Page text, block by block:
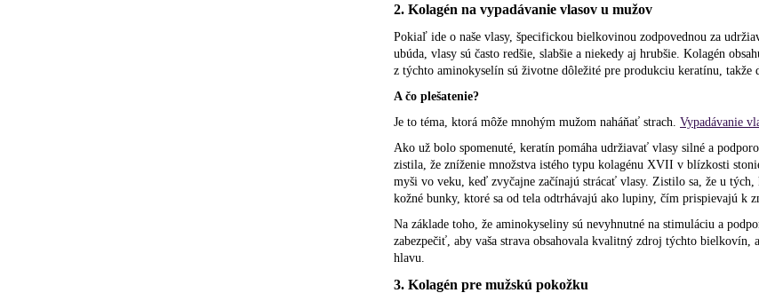
2. Kolagén na vypadávanie vlasov u mužov
Pokiaľ ide o naše vlasy, špecifickou bielkovinou zodpovednou za
ubúda, vlasy sú často redšie, slabšie a niekedy aj hrubšie. Kolagén
z týchto aminokyselín sú životne dôležité pre produkciu keratínu,
A čo plešatenie?
Je to téma, ktorá môže mnohým mužom naháňať strach. Vypadávanie
Ako už bolo spomenuté, keratín pomáha udržiavať vlasy silné a
zistila, že zníženie množstva istého typu kolagénu XVII v blízkosti
myši vo veku, keď zvyčajne začínajú strácať vlasy. Zistilo sa, že u
kožné bunky, ktoré sa od tela odtrhávajú ako lupiny, čím prispievajú k
Na základe toho, že aminokyseliny sú nevyhnutné na stimuláciu a
zabezpečiť, aby vaša strava obsahovala kvalitný zdroj týchto
hlavu.
3. Kolagén pre mužskú pokožku